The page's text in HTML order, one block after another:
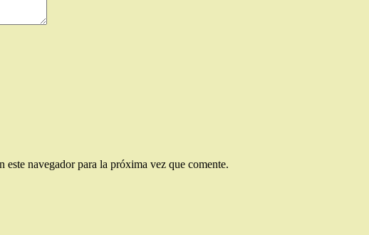
navegador para la próxima vez que comente.